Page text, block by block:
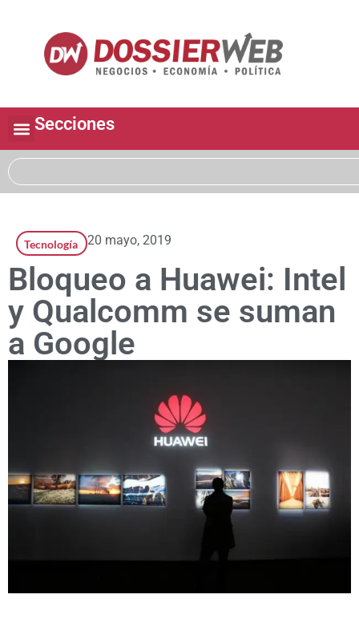
Secciones
Tecnología 20 mayo, 2019
Bloqueo a Huawei: Intel
y Qualcomm se suman
a Google